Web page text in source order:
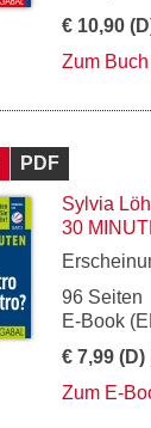
€ 10,90
Zum Buch
PDF
Sylvia
30
96 Seiten
E-Book
€ 7,99 (D)
Zum E-